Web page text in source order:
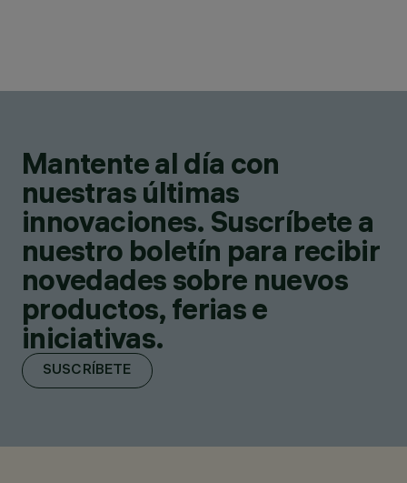
Mantente al día con
nuestras últimas
innovaciones. Suscríbete a
nuestro boletín para recibir
novedades sobre nuevos
productos, ferias e
iniciativas.
SUSCRÍBETE